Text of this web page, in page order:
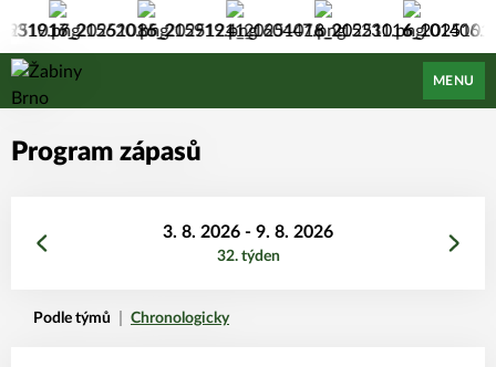
Žabiny Brno
MENU
Program zápasů
3. 8. 2026 - 9. 8. 2026
32. týden
Podle týmů Chronologicky